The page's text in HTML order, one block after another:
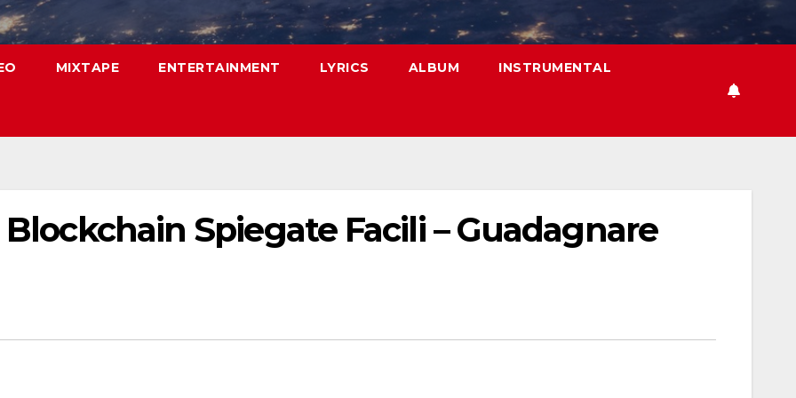
MIXTAPE ENTERTAINMENT LYRICS ALBUM INSTRUMENTAL
Spiegate Facili – Guadagnare